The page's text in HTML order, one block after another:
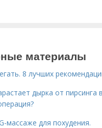
материалы
8 лучших
дырка от пирсинга
массаже для похудения.